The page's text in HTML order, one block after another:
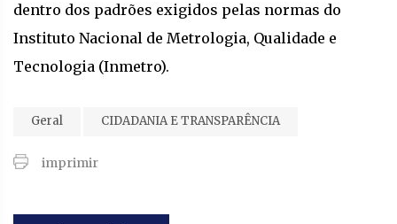
dentro dos padrões exigidos pelas normas do
Instituto Nacional de Metrologia, Qualidade e
Tecnologia (Inmetro).
Geral CIDADANIA E TRANSPARÊNCIA
imprimir